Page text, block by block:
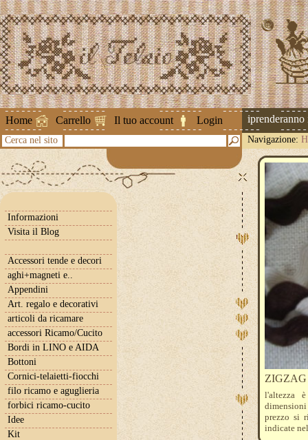
Home Carrello Il tuo account Login
Attenzione ! Le spedizioni riprenderanno il
Cerca nel sito Navigazione:
Informazioni
Visita il Blog
Accessori tende e decori
aghi+magneti e..
Appendini
Art. regalo e decorativi
articoli da ricamare
accessori Ricamo/Cucito
Bordi in LINO e AIDA
Bottoni
Cornici-telaietti-fiocchi
filo ricamo e aguglieria
forbici ricamo-cucito
Idee
Kit
ZIGZAG
l'altezza
prezzo si
indicate